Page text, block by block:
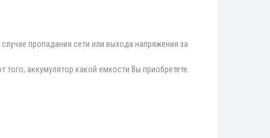
пропадания сети или выхода напряжения за
аккумулятор какой емкости Вы приобретете.